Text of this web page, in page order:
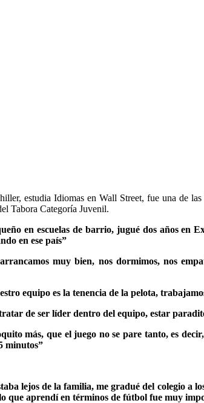
estudia Idiomas en Wall Street, fue una de
Tabora Categoría Juvenil.
en escuelas de barrio, jugué dos años
en ese país”
muy bien, nos dormimos, nos
equipo es la tenencia de la pelota,
de ser líder dentro del equipo, estar
más, que el juego no se pare tanto, es
minutos”
lejos de la familia, me gradué del colegio a
que aprendí en términos de fútbol fue muy